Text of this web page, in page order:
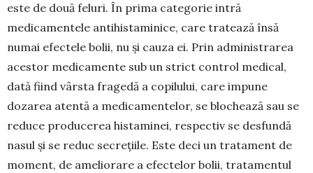
este de două feluri. În prima categorie intră
medicamentele antihista­minice, care tra­tează însă
numai efectele bolii, nu și cauza ei. Prin ad­ministrarea
acestor me­dica­mente sub un strict con­trol medical,
dată fiind vârs­ta fragedă a copilului, care impune
dozarea aten­tă a medicamentelor, se blo­chea­ză sau se
re­du­ce producerea histaminei, res­pectiv se desfundă
nasul și se reduc secrețiile. Este deci un tratament de
moment, de ameliorare a efec­telor bolii, trata­mentul